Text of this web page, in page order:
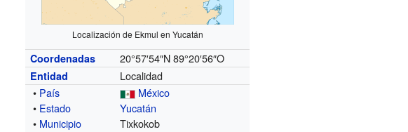
Localización de Ekmul en Yucatán
Coordenadas 20°57′54″N 89°20′56″O
Entidad
Localidad
• País
México
• Estado
Yucatán
• Municipio Tixkokob